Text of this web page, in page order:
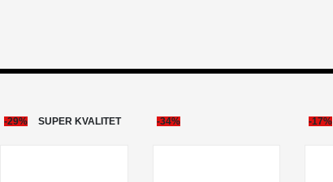
-29% SUPER KVALITET -34% -17%